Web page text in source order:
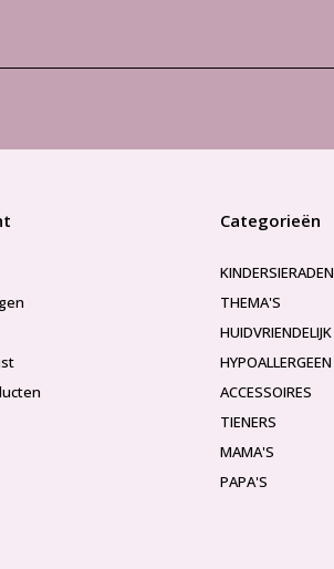
Categorieën
KINDERSIERADEN
THEMA'S
HUIDVRIENDELIJK
HYPOALLERGEEN
ACCESSOIRES
TIENERS
MAMA'S
PAPA'S